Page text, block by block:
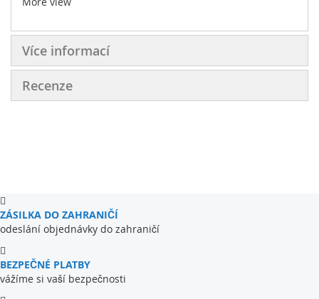
Více informací
Recenze
ZÁSILKA DO ZAHRANIČÍ
odeslání objednávky do zahraničí
BEZPEČNÉ PLATBY
vážíme si vaší bezpečnosti